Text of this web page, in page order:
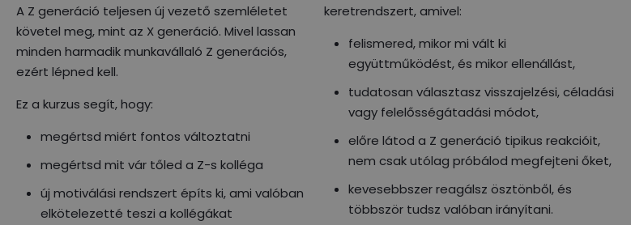
A Z generáció teljesen új vezető szemléletet
követel meg, mint az X generáció. Mivel lassan
minden harmadik munkavállaló Z generációs,
ezért lépned kell.
Ez a kurzus segít, hogy:
megértsd miért fontos változtatni
megértsd mit vár tőled a Z-s kolléga
új motiválási rendszert építs ki, ami valóban
elkötelezetté teszi a kollégákat
keretrendszert, amivel:
felismered, mikor mi vált ki
együttműködést, és mikor ellenállást,
tudatosan választasz visszajelzési, céladási
vagy felelősségátadási módot,
előre látod a Z generáció tipikus reakcióit,
nem csak utólag próbálod megfejteni őket,
kevesebbszer reagálsz ösztönből, és
többször tudsz valóban irányítani.